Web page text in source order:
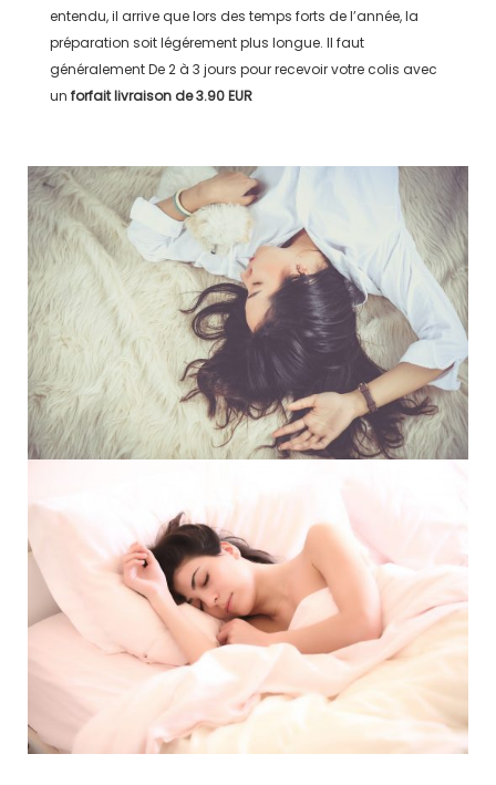
entendu, il arrive que lors des temps forts de l’année, la
préparation soit légérement plus longue. Il faut
généralementDe 2 à 3 jours pour recevoir votre colis avec
un forfait livraison de3.90 EUR